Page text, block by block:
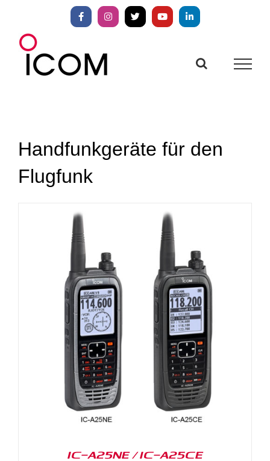
springen
FacebookInstagram
X YouTubeLinkedIn
Handfunkgeräte für den
Flugfunk
IC-A25NE / IC-A25CE